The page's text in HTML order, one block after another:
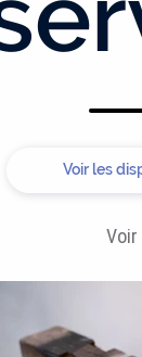
Voir les